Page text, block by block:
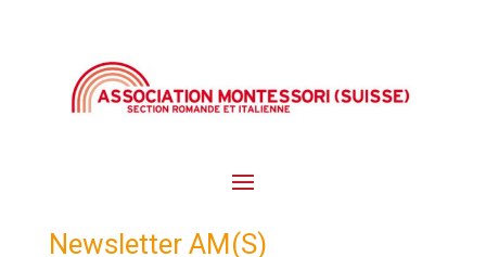
Newsletter AM(S)